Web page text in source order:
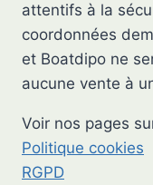
attentifs à la
coordonnées
et Boatdipo ne
aucune vente à
Voir nos pages
Politique cookies
RGPD